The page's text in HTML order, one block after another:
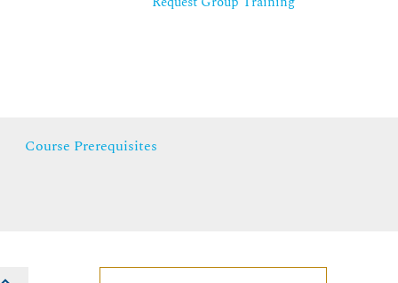
Course Prerequisites